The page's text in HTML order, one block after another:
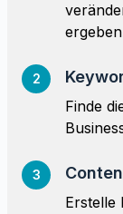
2
Finde
3
Erstelle